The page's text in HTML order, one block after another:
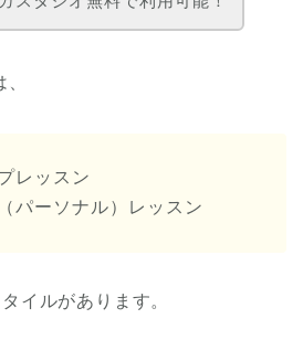
レッスン
パーソナル）レッスン
イルがあります。